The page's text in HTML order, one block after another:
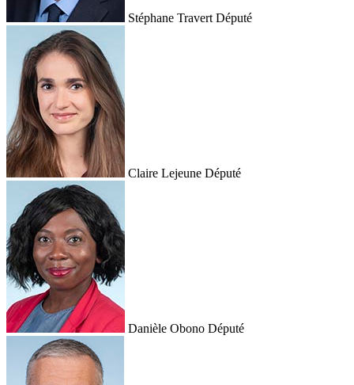
Stéphane Travert Député
Claire Lejeune Député
Danièle Obono Député